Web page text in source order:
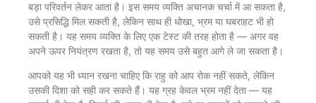
बड़ा परिवर्तन लेकर आता है। इस समय व्यक्ति अचानक चर्चा में आ सकता है,
उसे प्रसिद्धि मिल सकती है, लेकिन साथ ही धोखा, भ्रम या घबराहट भी हो
सकती है। यह समय व्यक्ति के लिए एक टेस्ट की तरह होता है — अगर वह
अपने ऊपर नियंत्रण रखता है, तो यह समय उसे बहुत आगे ले जा सकता है।
आपको यह भी ध्यान रखना चाहिए कि राहु को आप रोक नहीं सकते, लेकिन
उसकी दिशा को सही कर सकते हैं। यह ग्रह केवल भ्रम नहीं देता — यह